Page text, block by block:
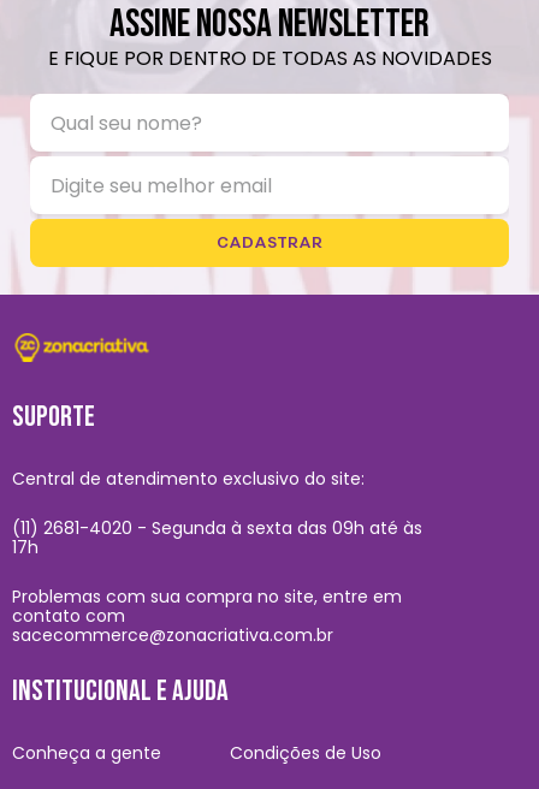
ASSINE NOSSA NEWSLETTER
E FIQUE POR DENTRO DE TODAS AS NOVIDADES
CADASTRAR
SUPORTE
Central de atendimento exclusivo do site:
(11) 2681-4020 - Segunda à sexta das 09h até às
17h
Problemas com sua compra no site, entre em
contato com
sacecommerce@zonacriativa.com.br
INSTITUCIONAL E AJUDA
Conheça a gente Condições de Uso